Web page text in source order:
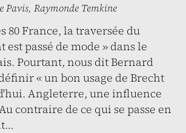
Pavis, Raymonde Temkine
80 France, la traversée du
est passé de mode » dans le
Pourtant, nous dit Bernard
« un bon usage de Brecht
Angleterre, une influence
contraire de ce qui se passe en